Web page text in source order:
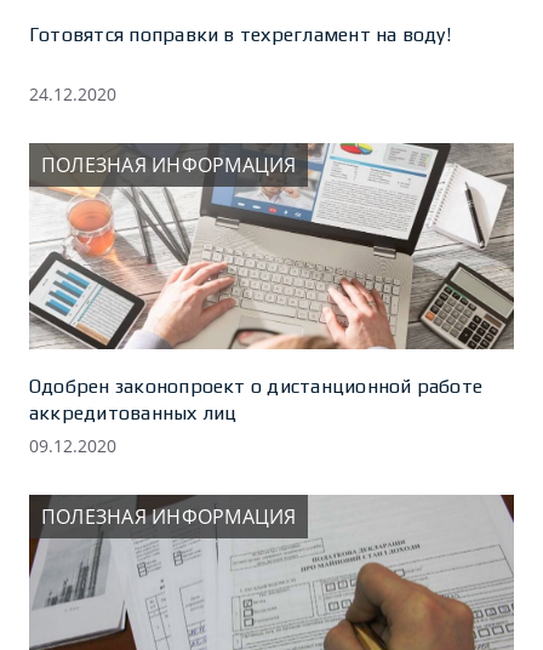
Готовятся поправки в техрегламент на воду!
24.12.2020
ПОЛЕЗНАЯ ИНФОРМАЦИЯ
Одобрен законопроект о дистанционной работе
аккредитованных лиц
09.12.2020
ПОЛЕЗНАЯ ИНФОРМАЦИЯ